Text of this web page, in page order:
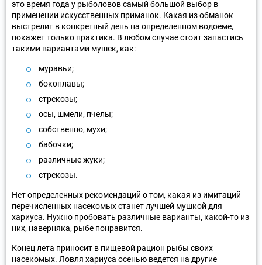
это время года у рыболовов самый большой выбор в
применении искусственных приманок. Какая из обманок
выстрелит в конкретный день на определенном водоеме,
покажет только практика. В любом случае стоит запастись
такими вариантами мушек, как:
муравьи;
бокоплавы;
стрекозы;
осы, шмели, пчелы;
собственно, мухи;
бабочки;
различные жуки;
стрекозы.
Нет определенных рекомендаций о том, какая из имитаций
перечисленных насекомых станет лучшей мушкой для
хариуса. Нужно пробовать различные варианты, какой-то из
них, наверняка, рыбе понравится.
Конец лета приносит в пищевой рацион рыбы своих
насекомых. Ловля хариуса осенью ведется на другие